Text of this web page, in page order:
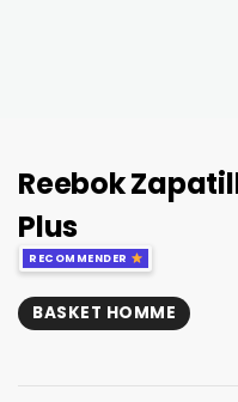
Reebok
Plus
RECOMMENDER
BASKET HOMME